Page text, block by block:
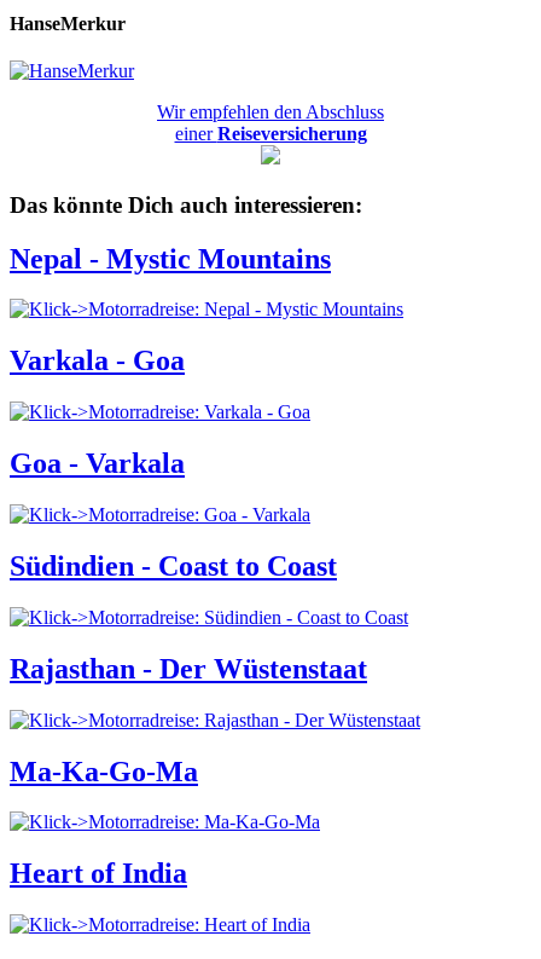
HanseMerkur
Wir empfehlen den Abschluss
einerReiseversicherung
Das könnte Dich auch interessieren:
Nepal - Mystic Mountains
Varkala - Goa
Goa - Varkala
Südindien - Coast to Coast
Rajasthan - Der Wüstenstaat
Ma-Ka-Go-Ma
Heart of India